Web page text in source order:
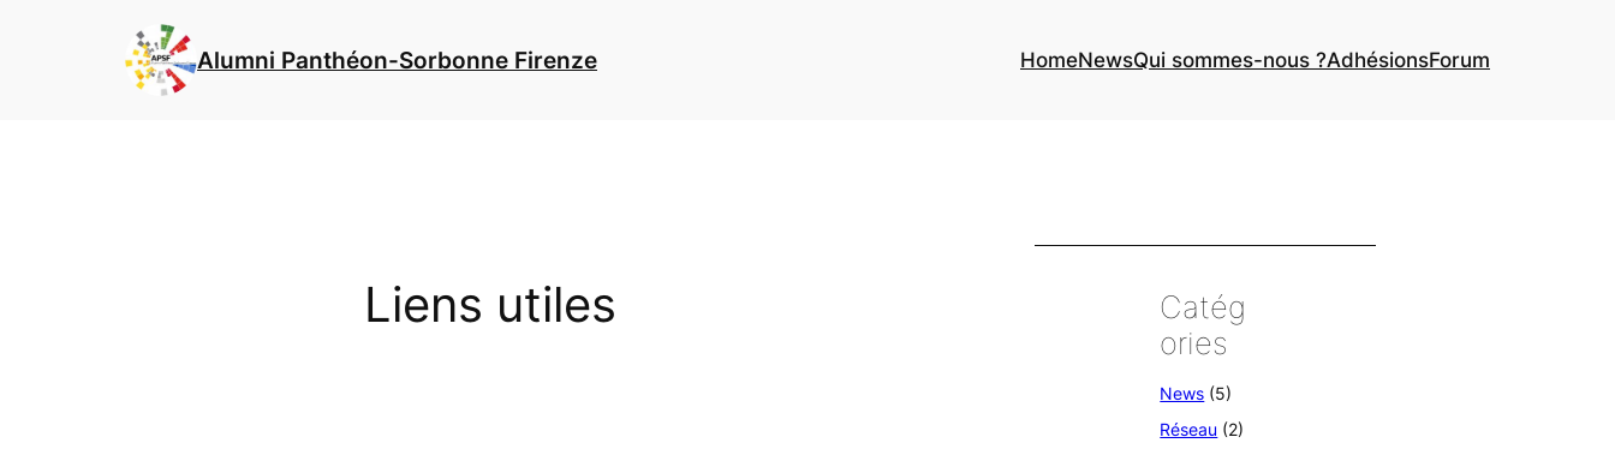
Alumni Panthéon-Sorbonne Firenze HomeNewsQui sommes-nous ?AdhésionsForum
Liens utiles
Catég
ories
News (5)
Réseau (2)